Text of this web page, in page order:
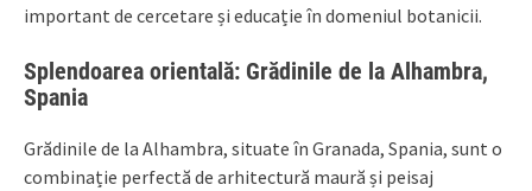
important de cercetare și educație în domeniul botanicii.
Splendoarea orientală: Grădinile de la Alhambra,
Spania
Grădinile de la Alhambra, situate în Granada, Spania, sunt o
combinație perfectă de arhitectură maură și peisaj